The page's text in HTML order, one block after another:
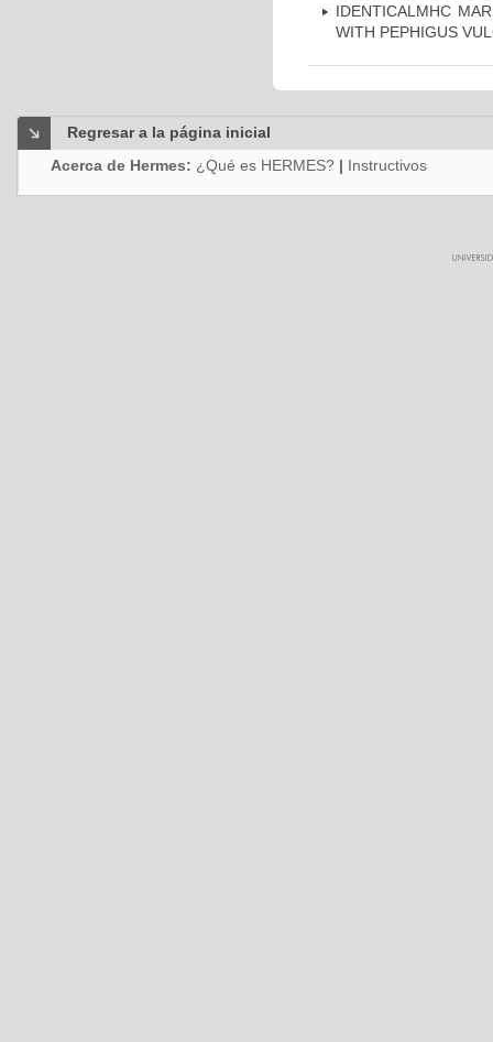
IDENTICALMHC
WITH PEPHIGUS
Regresar a la página inicial
Acerca de Hermes: ¿Qué es HERMES? | Instructivos